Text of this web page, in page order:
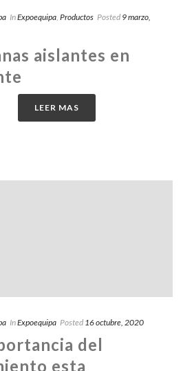
InExpoequipa, Productos Posted 9 marzo,
aislantes en
LEER MAS
InExpoequipa Posted 16 octubre, 2020
del
esta